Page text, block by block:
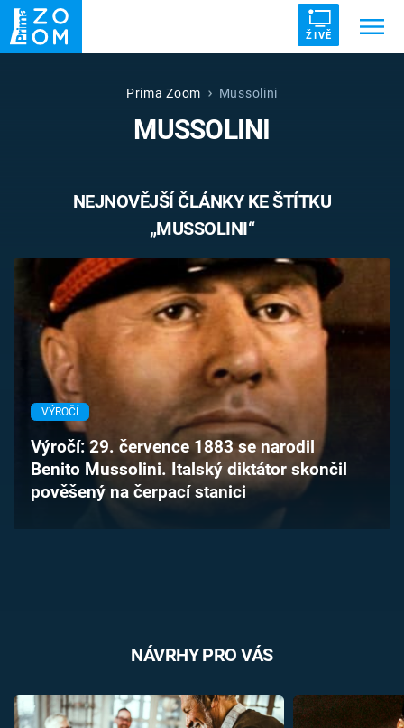
ŽIVĚ
UFO DRUHÁ SVĚTOVÁ VÁLKA
VETŘELCI DÁVNOVĚKU
Témata
Pořady
TV Program
Časopis
Sledujte prima+
Prima Zoom Mussolini
MUSSOLINI
NEJNOVĚJŠÍ ČLÁNKY KE ŠTÍTKU
„MUSSOLINI“
VÝROČÍ
Výročí: 29. července 1883 se narodil
Benito Mussolini. Italský diktátor skončil
pověšený na čerpací stanici
NÁVRHY PRO VÁS